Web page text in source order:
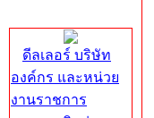
ดีลเลอร์ บริษัท
องค์กร และหน่วย
งานราชการ